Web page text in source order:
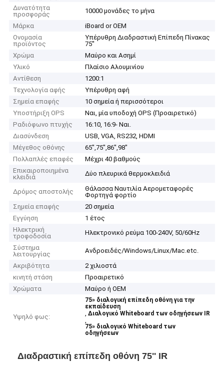
Δυνατότητα
προσφοράς
10000 μονάδες το μήνα
Μάρκα
iBoard or OEM
Ονομασία
προϊόντος
Υπέρυθρη Διαδραστική Επίπεδη Πίνακας
75''
Χρώμα
Μαύρο και Ασημί
Υλικό
Πλαίσιο Αλουμινίου
Αντίθεση
1200:1
Τεχνολογία αφής
Υπέρυθρη αφή
Σημεία επαφής
10 σημεία ή περισσότεροι
Υποστήριξη OPS
Ναι, μία υποδοχή OPS (Προαιρετικό)
Ραδιόφωνο πτυχής
16:10, 16:9- Ναι.
Διασύνδεση
USB, VGA, RS232, HDMI
Μέγεθος οθόνης
65",75",86",98"
Πολλαπλές επαφές
Μέχρι 40 βαθμούς
Επικαιροποιημένα
κλειδιά
Δύο πλευρικά θερμοκλειδιά
Δρόμος αποστολής
Θάλασσα Ναυτιλία Αερομεταφορές
Φορτηγά φορτίο
Σημεία επαφής
20 σημεία
Εγγύηση
1 έτος
Ηλεκτρική
τροφοδοσία
Ηλεκτρονικό ρεύμα 100-240V, 50/60Hz
Σύστημα
λειτουργίας
Ανδροειδές/Windows/Linux/Mac.etc.
Ακριβότητα
2 χιλιοστά
κινητή στάση
Προαιρετικό
Χρώματα
Μαύρο ή OEM
Υψηλό φως:
75» διαλογική επίπεδη οθόνη για την
εκπαίδευση
,Διαλογικό Whiteboard των οδηγήσεων IR
,
75» διαλογικό Whiteboard των
οδηγήσεων
Διαδραστική επίπεδη οθόνη 75'' IR